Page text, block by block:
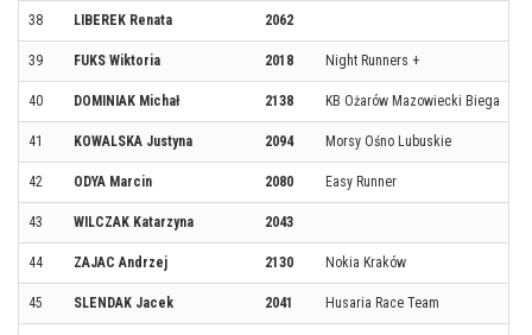
38 LIBEREK Renata 2062
39 FUKS Wiktoria 2018 Night Runners +
40 DOMINIAK Michał 2138 KB Ożarów Mazowiecki Biega
41 KOWALSKA Justyna 2094 Morsy Ośno Lubuskie
42 ODYA Marcin 2080 Easy Runner
43 WILCZAK Katarzyna 2043
44 ZAJAC Andrzej 2130 Nokia Kraków
45 SLENDAK Jacek 2041 Husaria Race Team